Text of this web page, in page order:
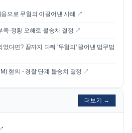
으로 무혐의 이끌어낸 사례 ↗
족·정황 오해로 불송치 결정 ↗
었다면? 끝까지 다퉈 '무혐의' 끌어낸 법무법
혐의 - 경찰 단계 불송치 결정 ↗
더보기 →